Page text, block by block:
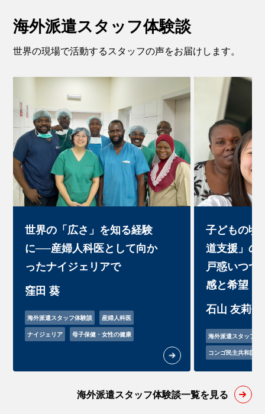
海外派遣スタッフ体験談
世界の現場で活動するスタッフの声をお届けします。
世界の「広さ」を知る経験
に──産婦人科医として向か
ったナイジェリアで
窪田 葵
海外派遣スタッフ体験談
産婦人科医
ナイジェリア
母子保健・女性の健康
子どもの頃
道支援」
戸惑いつつ
感と希望
石山 友莉佳
海外派遣スタッフ体
コンゴ民主共和国
海外派遣スタッフ体験談一覧を見る